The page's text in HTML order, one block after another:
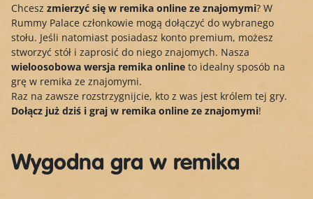
Chcesz zmierzyć się w remika online ze znajomymi? W
Rummy Palace członkowie mogą dołączyć do wybranego
stołu. Jeśli natomiast posiadasz konto premium, możesz
stworzyć stół i zaprosić do niego znajomych. Nasza
wieloosobowa wersja remika online to idealny sposób na
grę w remika ze znajomymi.
Raz na zawsze rozstrzygnijcie, kto z was jest królem tej gry.
Dołącz już dziś i graj w remika online ze znajomymi!
Wygodna gra w remika